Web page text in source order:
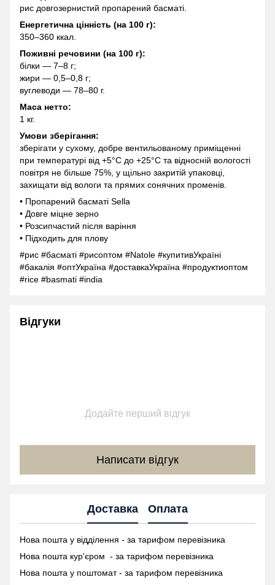
рис довгозернистий пропарений басматі.
Енергетична цінність (на 100 г):
350–360 ккал.
Поживні речовини (на 100 г):
білки — 7–8 г;
жири — 0,5–0,8 г;
вуглеводи — 78–80 г.
Маса нетто:
1 кг.
Умови зберігання:
зберігати у сухому, добре вентильованому приміщенні
при температурі від +5°C до +25°C та відносній вологості
повітря не більше 75%, у щільно закритій упаковці,
захищати від вологи та прямих сонячних променів.
• Пропарений басматі Sella
• Довге міцне зерно
• Розсипчастий після варіння
• Підходить для плову
#рис #басматі #рисоптом #Natole #купитивУкраїні
#бакалія #оптУкраїна #доставкаУкраїна #продуктиоптом
#rice #basmati #india
Відгуки
Додайте перший відгук
Написати відгук
Доставка Оплата
Нова пошта у відділення - за тарифом перевізника
Нова пошта кур'єром - за тарифом перевізника
Нова пошта у поштомат - за тарифом перевізника